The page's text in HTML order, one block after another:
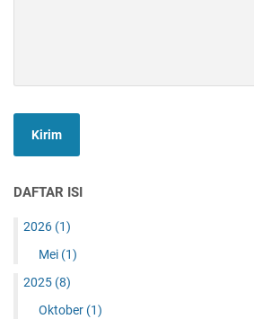
DAFTAR ISI
2026 (1)
Mei (1)
2025 (8)
Oktober (1)